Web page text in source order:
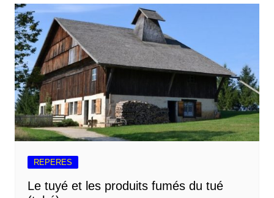
REPERES
Le tuyé et les produits fumés du tué